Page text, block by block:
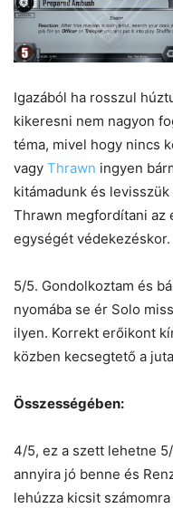
Igazából ha rosszul
kikeresni nem nagyon
téma, mivel hogy nincs
vagy Thrawn ingyen
kitámadunk és
Thrawn megfordítani az
egységét védekezéskor.
5/5. Gondolkoztam és
nyomába se ér Solo
ilyen. Korrekt erőikont
közben kecsegtető a
Összességében:
4/5, ez a szett lehetne
annyira jó benne és
lehúzza kicsit